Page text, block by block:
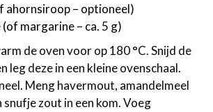
ahornsiroop – optioneel)
margarine – ca. 5 g)
de oven voor op 180 °C. Snijd de
leg deze in een kleine ovenschaal.
Meng havermout, amandelmeel
snufje zout in een kom. Voeg